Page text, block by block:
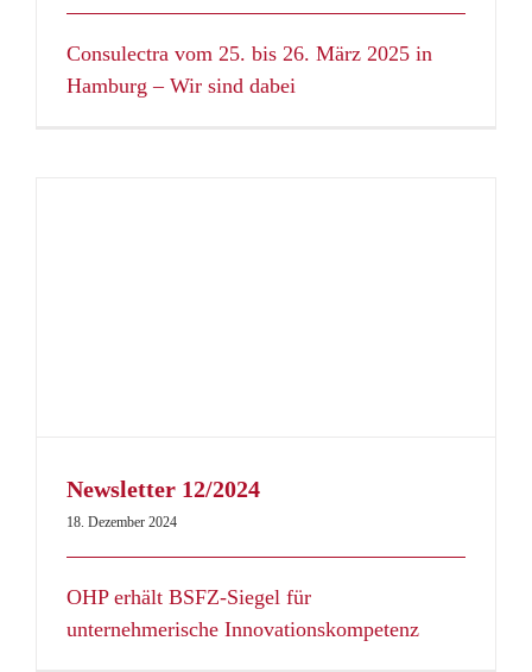
Consulectra vom 25. bis 26. März 2025 in
Hamburg – Wir sind dabei
Newsletter 12/2024
18. Dezember 2024
OHP erhält BSFZ-Siegel für
unternehmerische Innovationskompetenz